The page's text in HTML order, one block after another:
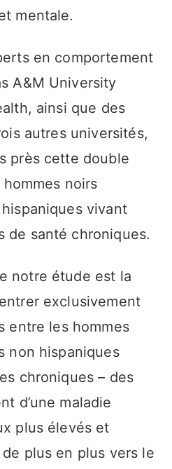
mentale.
en comportement
A&M University
ainsi que des
autres universités,
près cette double
noirs
vivant
de santé chroniques.
notre étude est la
exclusivement
entre les hommes
non hispaniques
chroniques – des
d’une maladie
plus élevés et
plus en plus vers le